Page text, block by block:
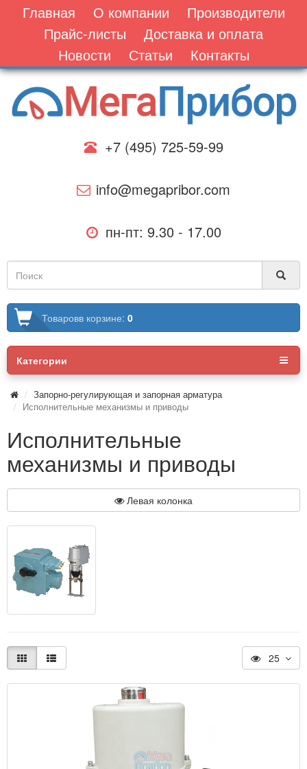
Главная О компании
Производители
Прайс-листы
Доставка и оплата
Новости
Статьи Контакты
+7 (495) 725-59-99
info@megapribor.com
пн-пт: 9.30 - 17.00
Товаровв корзине: 0
Категории
Запорно-регулирующая и запорная арматура
Исполнительные механизмы и приводы
Исполнительные
механизмы и приводы
Левая колонка
25